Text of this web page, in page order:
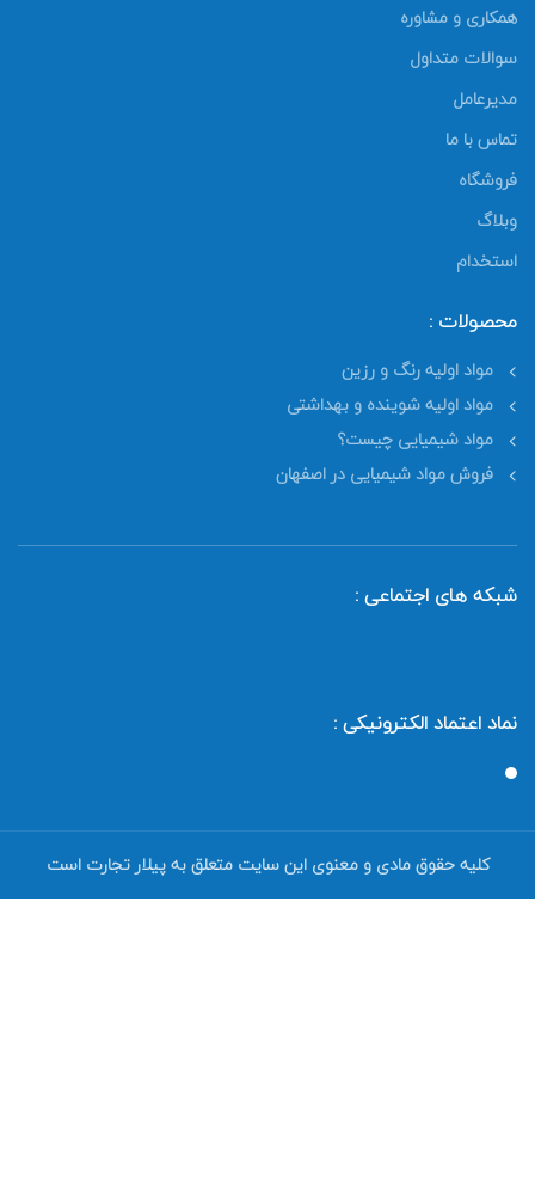
همکاری و مشاوره
سوالات متداول
مدیرعامل
تماس با ما
فروشگاه
وبلاگ
استخدام
محصولات :
مواد اولیه رنگ و رزین
مواد اولیه شوینده و بهداشتی
مواد شیمیایی چیست؟
فروش مواد شیمیایی در اصفهان
شبکه های اجتماعی :
نماد اعتماد الکترونیکی :
کلیه حقوق مادی و معنوی این سایت متعلق به پیلار تجارت است